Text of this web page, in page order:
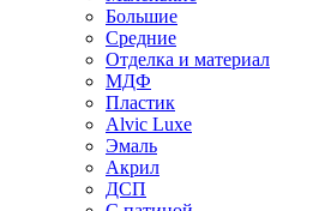
Большие
Средние
Отделка и материал
МДФ
Пластик
Alvic Luxe
Эмаль
Акрил
ДСП